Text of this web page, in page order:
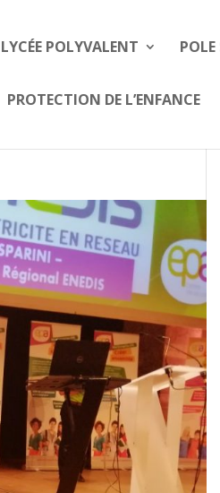
POLYVALENT POLE
PROTECTION DE L’ENFANCE